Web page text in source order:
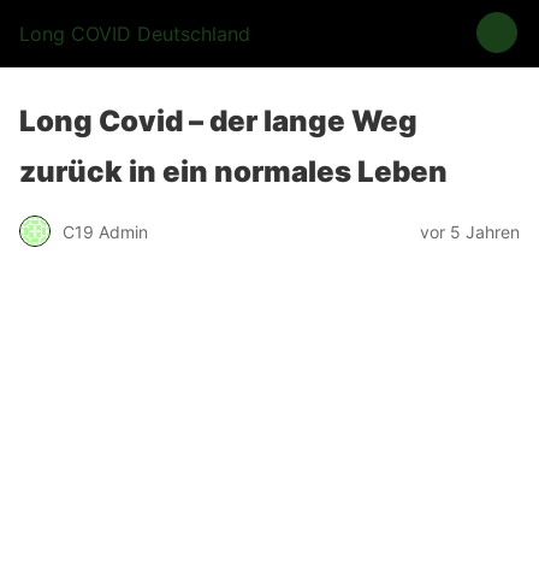
Long COVID Deutschland
Long Covid – der lange Weg
zurück in ein normales Leben
C19 Admin vor 5 Jahren